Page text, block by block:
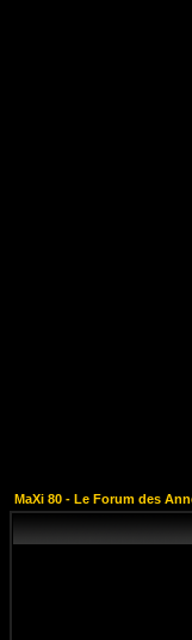
MaXi 80 - Le Forum des